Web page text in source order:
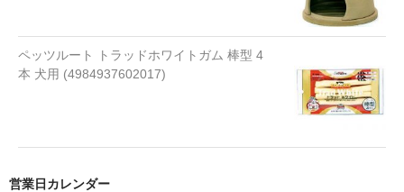
レトルト
煮干し
ガム
ペッツルート トラッドホワイトガム 棒型 4
本 犬用 (4984937602017)
営業日カレンダー